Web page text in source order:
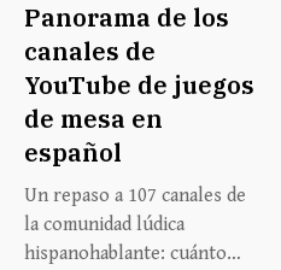
Panorama de los
canales de
YouTube de juegos
de mesa en
español
Un repaso a 107 canales de
la comunidad lúdica
hispanohablante: cuánto